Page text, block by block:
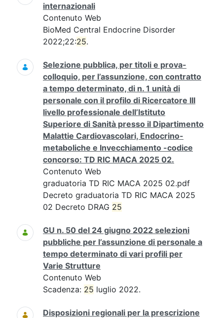
internazionali
Contenuto Web
BioMed Central Endocrine Disorder
2022;22:25.
Selezione pubblica, per titoli e prova-
colloquio, per l’assunzione, con contratto
a tempo determinato, di n. 1 unità di
personale con il profilo di Ricercatore III
livello professionale dell’Istituto
Superiore di Sanità presso il Dipartimento
Malattie Cardiovascolari, Endocrino-
metaboliche e Invecchiamento -codice
concorso: TD RIC MACA 2025 02.
Contenuto Web
graduatoria TD RIC MACA 2025 02.pdf
Decreto graduatoria TD RIC MACA 2025
02 Decreto DRAG 25
GU n. 50 del 24 giugno 2022 selezioni
pubbliche per l’assunzione di personale a
tempo determinato di vari profili per
Varie Strutture
Contenuto Web
Scadenza: 25 luglio 2022.
Disposizioni regionali per la prescrizione